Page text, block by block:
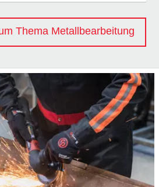
Thema Metallbearbeitung